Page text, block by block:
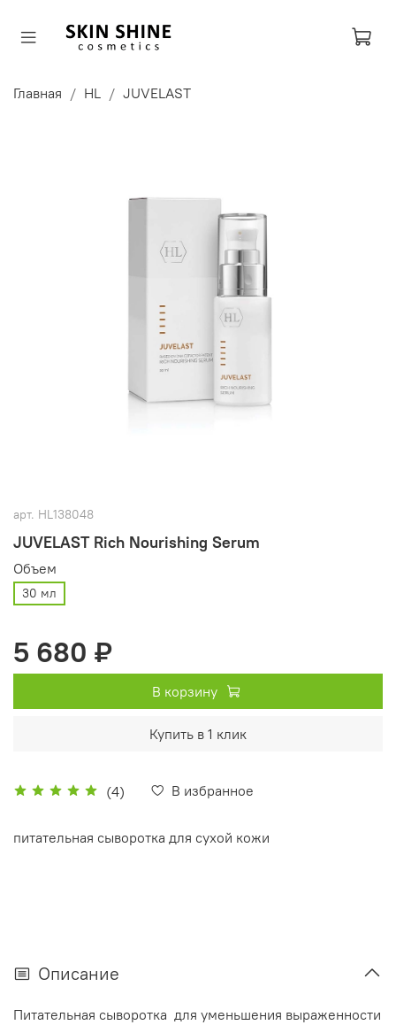
Главная HL JUVELAST
арт. HL138048
JUVELAST Rich Nourishing Serum
(4) В избранное
Объем
30 мл
5 680 ₽
В корзину
Купить в 1 клик
питательная сыворотка для сухой кожи
Описание
Питательная сыворотка для уменьшения выраженности